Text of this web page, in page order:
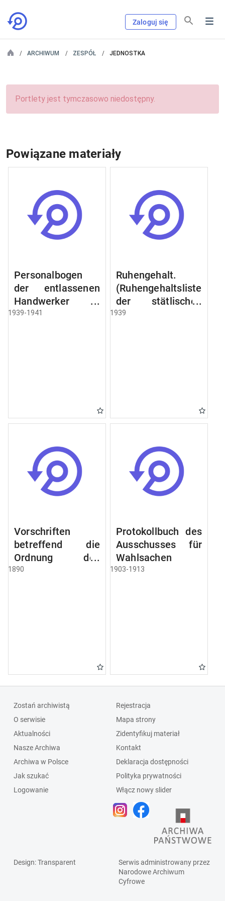
Zaloguj się
ARCHIWUM ZESPÓŁ JEDNOSTKA
Portlety jest tymczasowo niedostępny.
Powiązane materiały
Personalbogen
der entlassenen
Handwerker u.
Arbeiter des
1939-1941
Ruhengehalt.
(Ruhengehaltsliste
der stätlischen
Beamten u.
Raczyński! Schen
Bibliothek).
1939
Vorschriften
betreffend die
Ordnung des
Geschäftsganges
1890
Protokollbuch des
Ausschusses für
Wahlsachen
1903-1913
Zostań archiwistą
O serwisie
Aktualności
Nasze Archiwa
Archiwa w Polsce
Jak szukać
Logowanie
Rejestracja
Mapa strony
Zidentyfikuj materiał
Kontakt
Deklaracja dostępności
Polityka prywatności
Włącz nowy slider
Design: Transparent
Serwis administrowany przez
Narodowe Archiwum
Cyfrowe